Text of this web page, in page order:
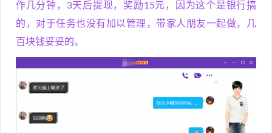
作几分钟，3天后提现，奖励15元，因为这个是银行搞
的，对于任务也没有加以管理，带家人朋友一起做，几
百块钱妥妥的。